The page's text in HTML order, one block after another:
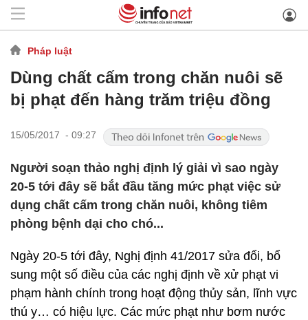
Pháp luật
Dùng chất cấm trong chăn nuôi sẽ
bị phạt đến hàng trăm triệu đồng
15/05/2017 - 09:27
Người soạn thảo nghị định lý giải vì sao ngày
20-5 tới đây sẽ bắt đầu tăng mức phạt việc sử
dụng chất cấm trong chăn nuôi, không tiêm
phòng bệnh dại cho chó...
Ngày 20-5 tới đây, Nghị định 41/2017 sửa đổi, bổ
sung một số điều của các nghị định về xử phạt vi
phạm hành chính trong hoạt động thủy sản, lĩnh vực
thú y… có hiệu lực. Các mức phạt như bơm nước